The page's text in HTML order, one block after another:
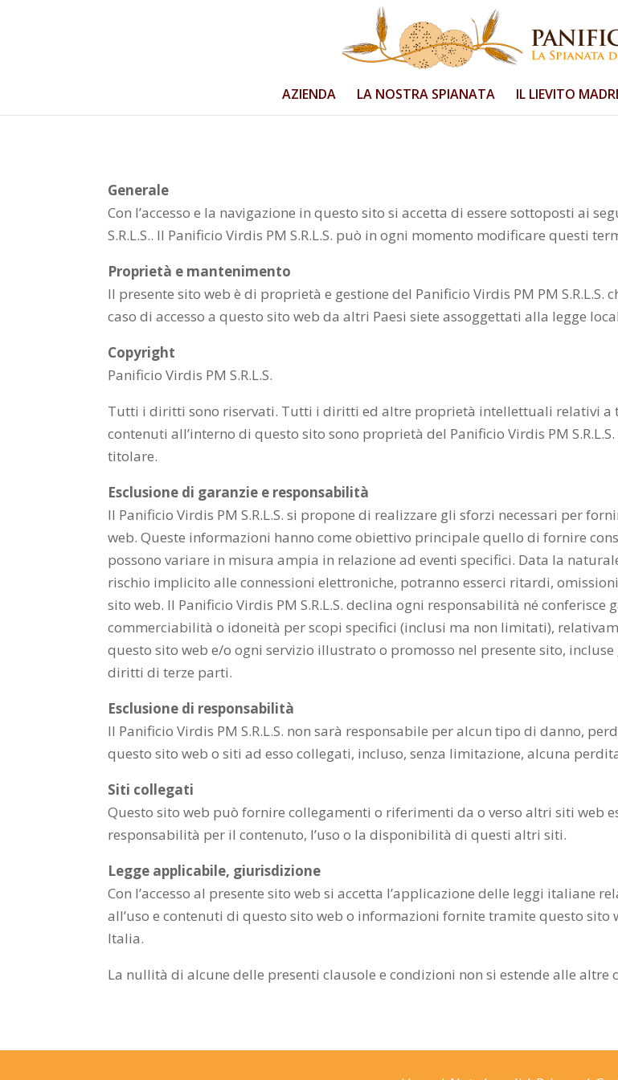
AZIENDA LA NOSTRA SPIANATA IL LIEVITO
Generale
Con l’accesso e la navigazione in questo sito si accetta di essere sottoposti ai
S.R.L.S.. Il Panificio Virdis PM S.R.L.S. può in ogni momento modificare questi
Proprietà e mantenimento
Il presente sito web è di proprietà e gestione del Panificio Virdis PM PM
caso di accesso a questo sito web da altri Paesi siete assoggettati alla legge
Copyright
Panificio Virdis PM S.R.L.S.
Tutti i diritti sono riservati. Tutti i diritti ed altre proprietà intellettuali relativi a
contenuti all’interno di questo sito sono proprietà del Panificio Virdis PM
titolare.
Esclusione di garanzie e responsabilità
Il Panificio Virdis PM S.R.L.S. si propone di realizzare gli sforzi necessari per
web. Queste informazioni hanno come obiettivo principale quello di fornire
possono variare in misura ampia in relazione ad eventi specifici. Data la
rischio implicito alle connessioni elettroniche, potranno esserci ritardi,
sito web. Il Panificio Virdis PM S.R.L.S. declina ogni responsabilità né
commerciabilità o idoneità per scopi specifici (inclusi ma non limitati),
questo sito web e/o ogni servizio illustrato o promosso nel presente sito,
diritti di terze parti.
Esclusione di responsabilità
Il Panificio Virdis PM S.R.L.S. non sarà responsabile per alcun tipo di danno,
questo sito web o siti ad esso collegati, incluso, senza limitazione, alcuna
Siti collegati
Questo sito web può fornire collegamenti o riferimenti da o verso altri siti web
responsabilità per il contenuto, l’uso o la disponibilità di questi altri siti.
Legge applicabile, giurisdizione
Con l’accesso al presente sito web si accetta l’applicazione delle leggi
all’uso e contenuti di questo sito web o informazioni fornite tramite questo sito
Italia.
La nullità di alcune delle presenti clausole e condizioni non si estende alle altre